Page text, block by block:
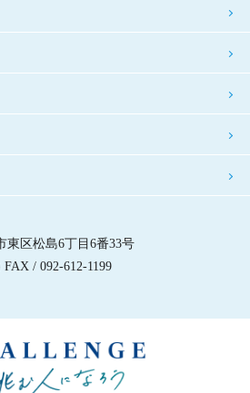
区松島6丁目6番33号
/ 092-612-1199